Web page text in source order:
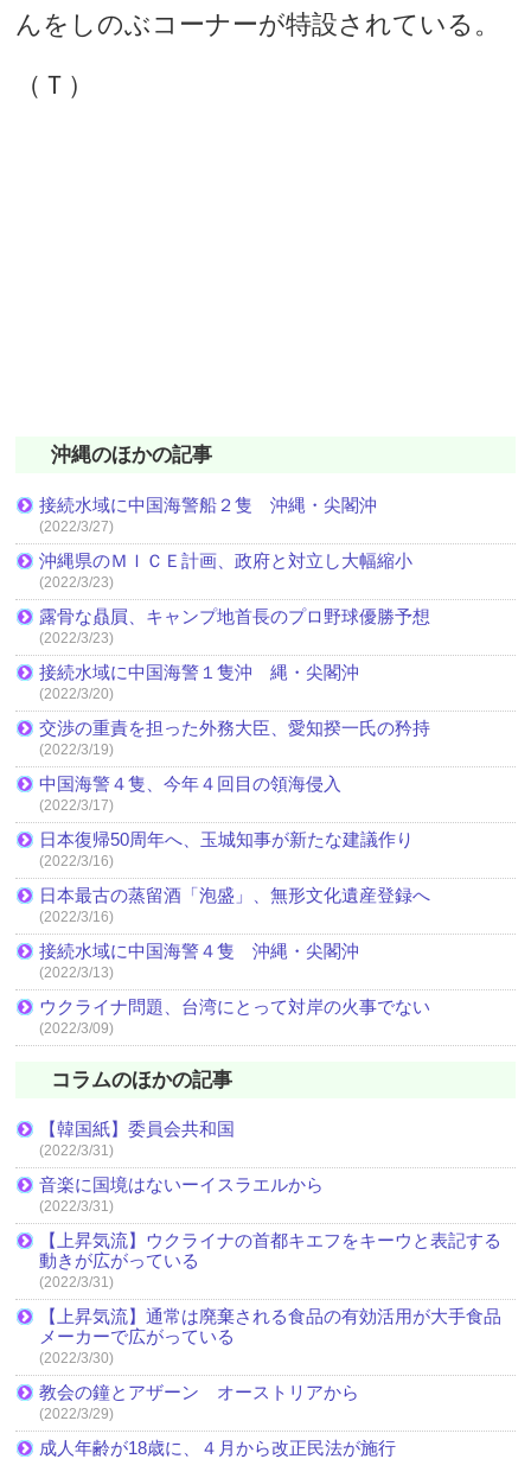
んをしのぶコーナーが特設されている。
（Ｔ）
沖縄のほかの記事
接続水域に中国海警船２隻 沖縄・尖閣沖
(2022/3/27)
沖縄県のＭＩＣＥ計画、政府と対立し大幅縮小
(2022/3/23)
露骨な贔屓、キャンプ地首長のプロ野球優勝予想
(2022/3/23)
接続水域に中国海警１隻沖 縄・尖閣沖
(2022/3/20)
交渉の重責を担った外務大臣、愛知揆一氏の矜持
(2022/3/19)
中国海警４隻、今年４回目の領海侵入
(2022/3/17)
日本復帰50周年へ、玉城知事が新たな建議作り
(2022/3/16)
日本最古の蒸留酒「泡盛」、無形文化遺産登録へ
(2022/3/16)
接続水域に中国海警４隻 沖縄・尖閣沖
(2022/3/13)
ウクライナ問題、台湾にとって対岸の火事でない
(2022/3/09)
コラムのほかの記事
【韓国紙】委員会共和国
(2022/3/31)
音楽に国境はないーイスラエルから
(2022/3/31)
【上昇気流】ウクライナの首都キエフをキーウと表記する
動きが広がっている
(2022/3/31)
【上昇気流】通常は廃棄される食品の有効活用が大手食品
メーカーで広がっている
(2022/3/30)
教会の鐘とアザーン オーストリアから
(2022/3/29)
成人年齢が18歳に、４月から改正民法が施行